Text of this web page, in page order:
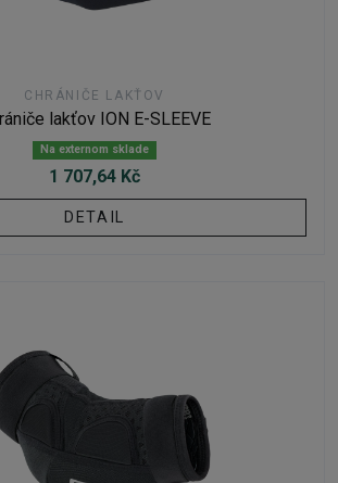
CHRÁNIČE LAKŤOV
lakťov ION E-SLEEVE
Na externom sklade
1 707,64 Kč
DETAIL